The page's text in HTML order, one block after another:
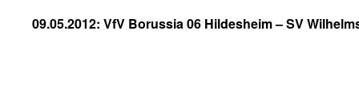
09.05.2012: VfV Borussia 06 Hildesheim – SV